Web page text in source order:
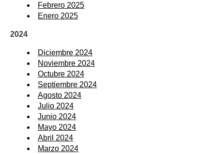
Febrero 2025
Enero 2025
2024
Diciembre 2024
Noviembre 2024
Octubre 2024
Septiembre 2024
Agosto 2024
Julio 2024
Junio 2024
Mayo 2024
Abril 2024
Marzo 2024